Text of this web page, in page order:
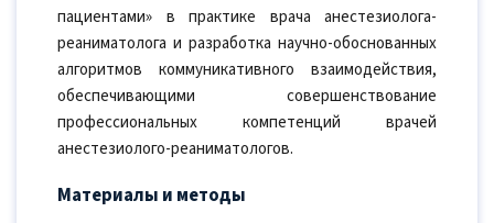
пациентами» в практике врача анестезиолога-
реаниматолога и разработка научно-обоснованных
алгоритмов коммуникативного взаимодействия,
обеспечивающими совершенствование
профессиональных компетенций врачей
анестезиолого-реаниматологов.
Материалы и методы